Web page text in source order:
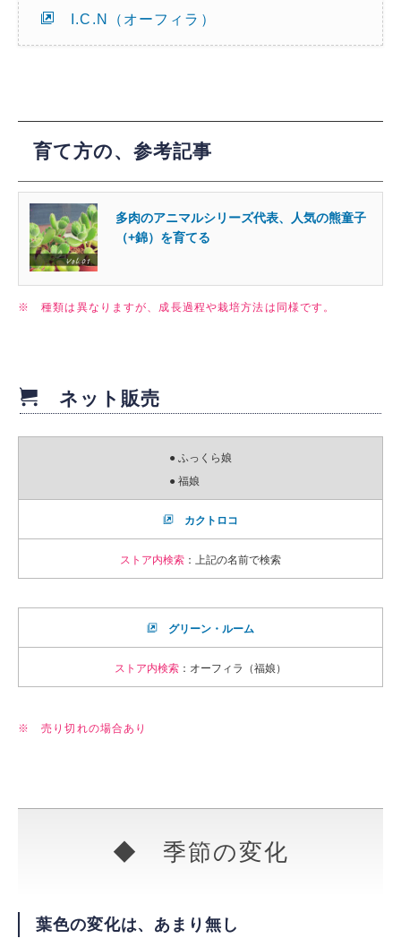
I.C.N（オーフィラ）
育て方の、参考記事
多肉のアニマルシリーズ代表、人気の熊童子
（+錦）を育てる
※ 種類は異なりますが、成長過程や栽培方法は同様です。
ネット販売
● ふっくら娘
● 福娘
カクトロコ
ストア内検索 ：上記の名前で検索
グリーン・ルーム
ストア内検索 ：オーフィラ（福娘）
※ 売り切れの場合あり
◆ 季節の変化
葉色の変化は、あまり無し